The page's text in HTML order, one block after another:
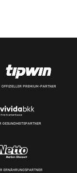
OFFIZIELLER PREMIUM-PARTNER
GESUNDHEITSPARTNER
ERNÄHRUNGSPARTNER